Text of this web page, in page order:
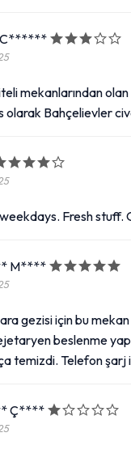
mekanlarından
Bahçelievler
Fresh stuff.
M****
gezisi için bu
beslenme
temizdi. Telefon şarj
Ç****